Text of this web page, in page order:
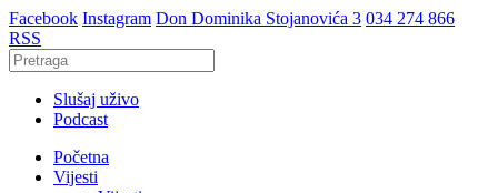
Facebook Instagram Don Dominika Stojanovića 3 034 274 866
RSS
Slušaj uživo
Podcast
Početna
Vijesti